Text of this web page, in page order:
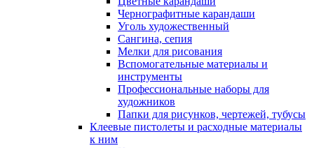
Чернографитные карандаши
Уголь художественный
Сангина, сепия
Мелки для рисования
Вспомогательные материалы и
инструменты
Профессиональные наборы для
художников
Папки для рисунков, чертежей, тубусы
Клеевые пистолеты и расходные материалы
к ним